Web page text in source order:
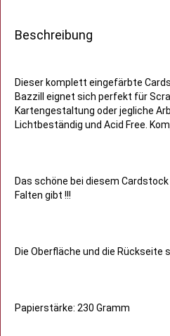
Beschreibung
Dieser komplett eingefärbte
Bazzill eignet sich perfekt für
Kartengestaltung oder jegliche
Lichtbeständig und Acid Free.
Das schöne bei diesem
Falten gibt !!!
Die Oberfläche und die Rückseite
Papierstärke: 230 Gramm